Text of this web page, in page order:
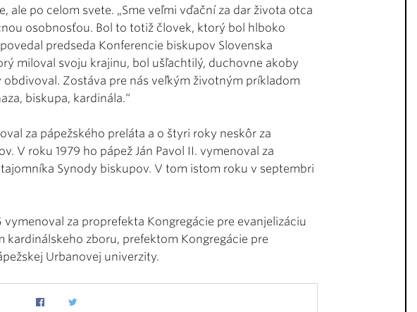
ale po celom svete. „Sme veľmi vďační za dar života otca
osobnosťou. Bol to totiž človek, ktorý bol hlboko
predseda Konferencie biskupov Slovenska
miloval svoju krajinu, bol ušľachtilý, duchovne akoby
obdivoval. Zostáva pre nás veľkým životným príkladom
biskupa, kardinála.“
za pápežského preláta a o štyri roky neskôr za
V roku 1979 ho pápež Ján Pavol II. vymenoval za
Synody biskupov. V tom istom roku v septembri
vymenoval za proprefekta Kongregácie pre evanjelizáciu
kardinálskeho zboru, prefektom Kongregácie pre
Urbanovej univerzity.